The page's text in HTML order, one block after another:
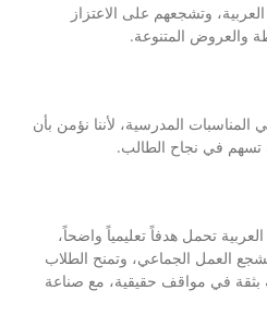
وتشجعهم على الاعتزاز
والعروض المتنوعة.
المدرسية، لأننا نؤمن بأن
تسهم في نجاح الطالب.
تحمل هدفاً تعليمياً واضحاً،
العمل الجماعي، وتمنح الطلاب
بثقة في مواقف حقيقية، مع صناعة